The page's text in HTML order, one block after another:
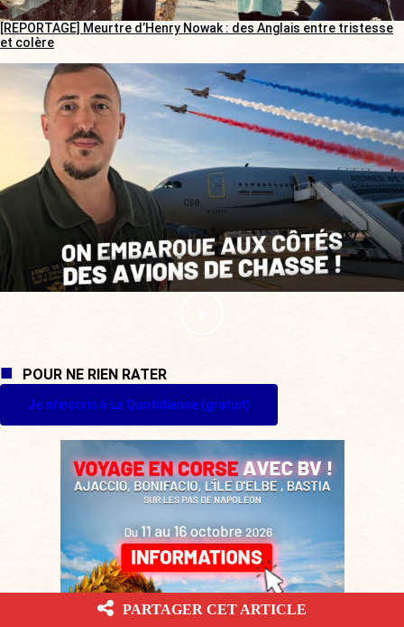
[REPORTAGE] Meurtre d’Henry Nowak : des Anglais entre tristesse
et colère
POUR NE RIEN RATER
Je m'inscris à La Quotidienne (gratuit)
PARTAGER CET ARTICLE